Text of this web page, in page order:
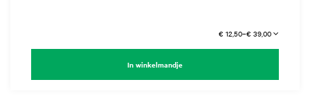
€ 12,50–€ 39,00
In winkelmandje